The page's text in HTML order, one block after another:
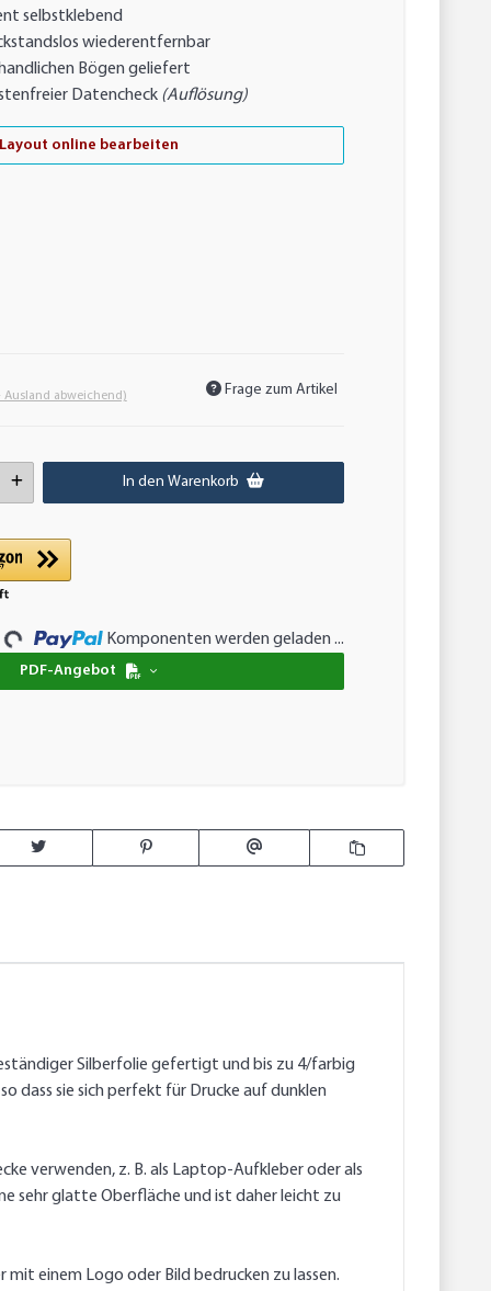
selbstklebend
wiederentfernbar
Bögen geliefert
Datencheck (Auflösung)
Layout online bearbeiten
Ausland abweichend) Frage zum Artikel
In den Warenkorb
Komponenten werden geladen ...
PDF-Angebot
Silberfolie gefertigt und bis zu 4/farbig
dass sie sich perfekt für Drucke auf dunklen
verwenden, z. B. als Laptop-Aufkleber oder als
sehr glatte Oberfläche und ist daher leicht zu
einem Logo oder Bild bedrucken zu lassen.